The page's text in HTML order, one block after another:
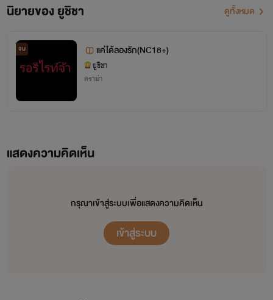
นิยายของ ยูชิชา ดูทั้งหมด
จบ แค่ได้ลองรัก(NC18+)
ยูชิชา
ดราม่า
แสดงความคิดเห็น
กรุณาเข้าสู่ระบบเพื่อแสดงความคิดเห็น
เข้าสู่ระบบ